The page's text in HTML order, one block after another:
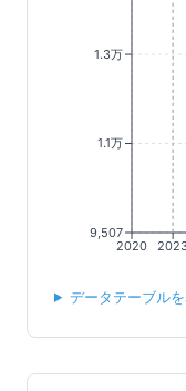
2020
9,507
1.1万
1.3万
データテーブル